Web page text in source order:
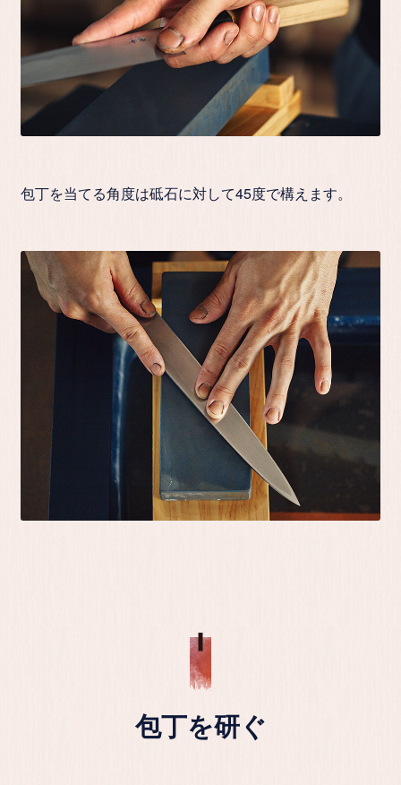
包丁を当てる角度は砥石に対して45度で構えます。
包丁を研ぐ